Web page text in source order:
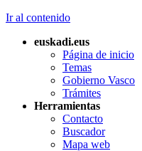
Ir al contenido
euskadi.eus
Página de inicio
Temas
Gobierno Vasco
Trámites
Herramientas
Contacto
Buscador
Mapa web